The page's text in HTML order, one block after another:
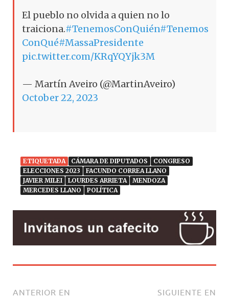
El pueblo no olvida a quien no lo
traiciona.#TenemosConQuién#Tenemos
ConQué#MassaPresidente
pic.twitter.com/KRqYQYjk3M
— Martín Aveiro (@MartinAveiro)
October 22, 2023
ETIQUETADA CÁMARA DE DIPUTADOS
CONGRESO
ELECCIONES 2023
FACUNDO CORREA LLANO
JAVIER MILEI
LOURDES ARRIETA
MENDOZA
MERCEDES LLANO
POLÍTICA
ANTERIOR EN
SIGUIENTE EN